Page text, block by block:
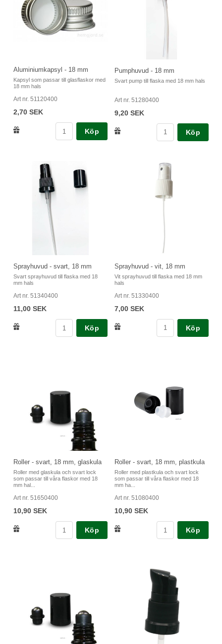
Aluminiumkapsyl - 18 mm
Kapsyl som passar till glasflaskor med
18 mm hals
Art nr. 51120400
2,70 SEK
Köp
Pumphuvud - 18 mm
Svart pump till flaska med 18 mm hals
Art nr. 51280400
9,20 SEK
Köp
Sprayhuvud - svart, 18 mm
Svart sprayhuvud till flaska med 18
mm hals
Art nr. 51340400
11,00 SEK
Köp
Sprayhuvud - vit, 18 mm
Vit sprayhuvud till flaska med 18 mm
hals
Art nr. 51330400
7,00 SEK
Köp
Roller - svart, 18 mm, glaskula
Roller med glaskula och svart lock
som passar till våra flaskor med 18
mm hal...
Art nr. 51650400
10,90 SEK
Köp
Roller - svart, 18 mm, plastkula
Roller med plastkula och svart lock
som passar till våra flaskor med 18
mm ha...
Art nr. 51080400
10,90 SEK
Köp